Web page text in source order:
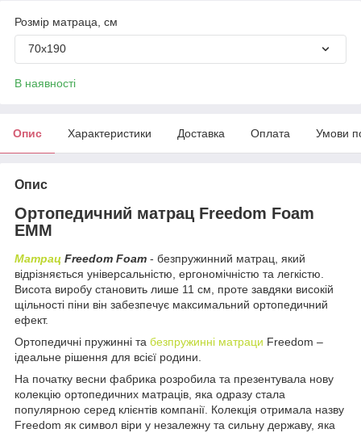
Розмір матраца, см
70х190
В наявності
Опис Характеристики Доставка Оплата Умови
Опис
Ортопедичний матрац Freedom Foam
ЕММ
Матрац Freedom Foam - безпружинний матрац, який
відрізняється універсальністю, ергономічністю та легкістю.
Висота виробу становить лише 11 см, проте завдяки високій
щільності піни він забезпечує максимальний ортопедичний
ефект.
Ортопедичні пружинні та безпружинні матраци Freedom –
ідеальне рішення для всієї родини.
На початку весни фабрика розробила та презентувала нову
колекцію ортопедичних матраців, яка одразу стала
популярною серед клієнтів компанії. Колекція отримала назву
Freedom як символ віри у незалежну та сильну державу, яка